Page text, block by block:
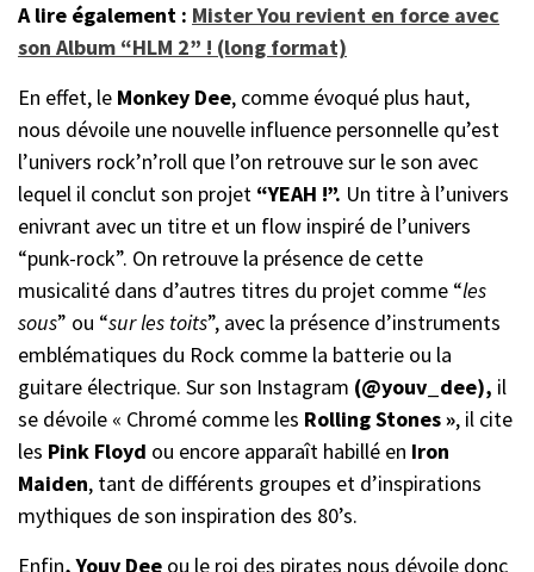
A lire également : Mister You revient en force avec
son Album “HLM 2” ! (long format)
En effet, le Monkey Dee, comme évoqué plus haut,
nous dévoile une nouvelle influence personnelle qu’est
l’univers rock’n’roll que l’on retrouve sur le son avec
lequel il conclut son projet “YEAH !”. Un titre à l’univers
enivrant avec un titre et un flow inspiré de l’univers
“punk-rock”. On retrouve la présence de cette
musicalité dans d’autres titres du projet comme “les
sous” ou “sur les toits”, avec la présence d’instruments
emblématiques du Rock comme la batterie ou la
guitare électrique. Sur son Instagram (@youv_dee), il
se dévoile « Chromé comme les Rolling Stones », il cite
les Pink Floyd ou encore apparaît habillé en Iron
Maiden, tant de différents groupes et d’inspirations
mythiques de son inspiration des 80’s.
Enfin, Youv Dee ou le roi des pirates nous dévoile donc